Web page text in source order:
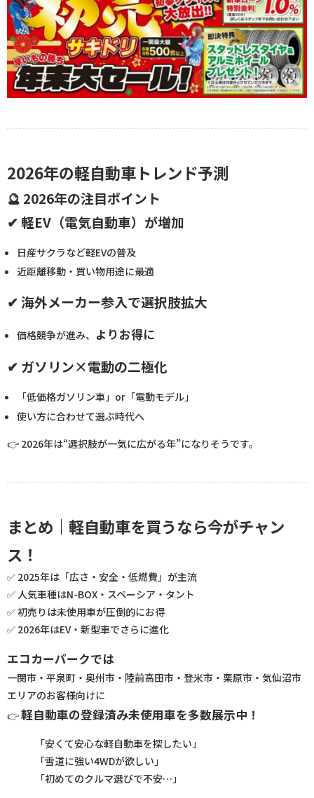
2026年の軽自動車トレンド予測
🔮 2026年の注目ポイント
✔ 軽EV（電気自動車）が増加
日産サクラなど軽EVの普及
近距離移動・買い物用途に最適
✔ 海外メーカー参入で選択肢拡大
価格競争が進み、 よりお得に
✔ ガソリン×電動の二極化
「低価格ガソリン車」or「電動モデル」
使い方に合わせて選ぶ時代へ
👉 2026年は“選択肢が一気に広がる年”になりそうです。
まとめ｜軽自動車を買うなら今がチャン
ス！
✅ 2025年は「広さ・安全・低燃費」が主流
✅ 人気車種はN-BOX・スペーシア・タント
✅ 初売りは未使用車が圧倒的にお得
✅ 2026年はEV・新型車でさらに進化
エコカーパークでは
一関市・平泉町・奥州市・陸前高田市・登米市・栗原市・気仙沼市
エリアのお客様向けに
👉軽自動車の登録済み未使用車を多数展示中！
「安くて安心な軽自動車を探したい」
「雪道に強い4WDが欲しい」
「初めてのクルマ選びで不安…」